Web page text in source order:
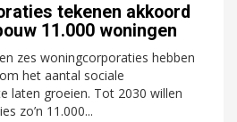
tekenen akkoord
11.000 woningen
zes woningcorporaties hebben
het aantal sociale
laten groeien. Tot 2030 willen
zo’n 11.000...